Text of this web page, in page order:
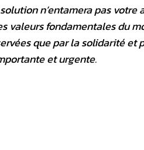
n’entamera pas
valeurs fondamentales du
que par la solidarité et
et urgente.